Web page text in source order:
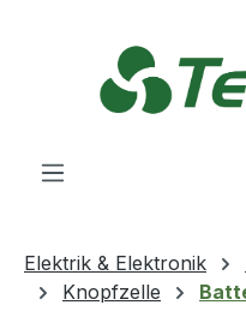
Elektrik & Elektronik
Knopfzelle